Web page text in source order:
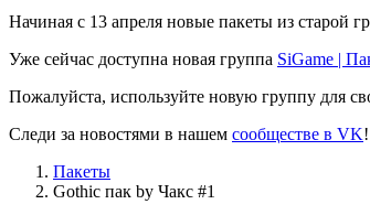
Начиная с 13 апреля новые пакеты из старой
Уже сейчас доступна новая группа SiGame |
Пожалуйста, используйте новую группу для
Следи за новостями в нашем сообществе в VK!
Пакеты
Gothic пак by Чакс #1